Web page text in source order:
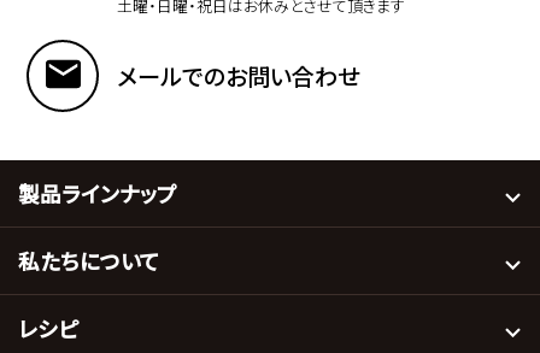
土曜・日曜・祝日はお休みとさせて頂きます
メールでのお問い合わせ
製品ラインナップ
私たちについて
レシピ